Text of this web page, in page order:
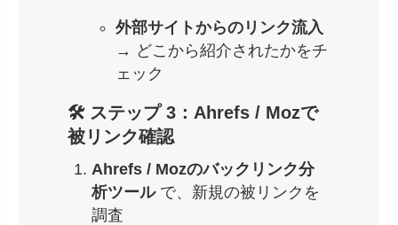
外部サイトからのリンク流入
→ どこから紹介されたかをチ
ェック
🛠 ステップ 3：Ahrefs / Mozで
被リンク確認
Ahrefs / Mozのバックリンク分
析ツールで、新規の被リンクを
調査